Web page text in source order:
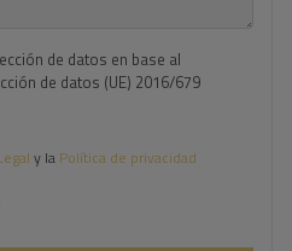
de datos en base al
de datos (UE) 2016/679
y la Política de privacidad